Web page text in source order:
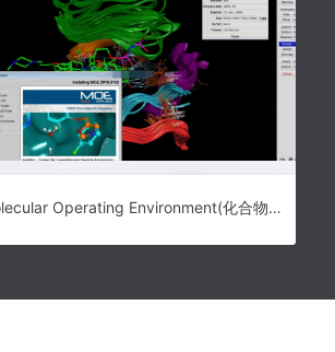
Molecular Operating Environment(化合物分析工具)下载-Molecular Operating Environment激活版下载